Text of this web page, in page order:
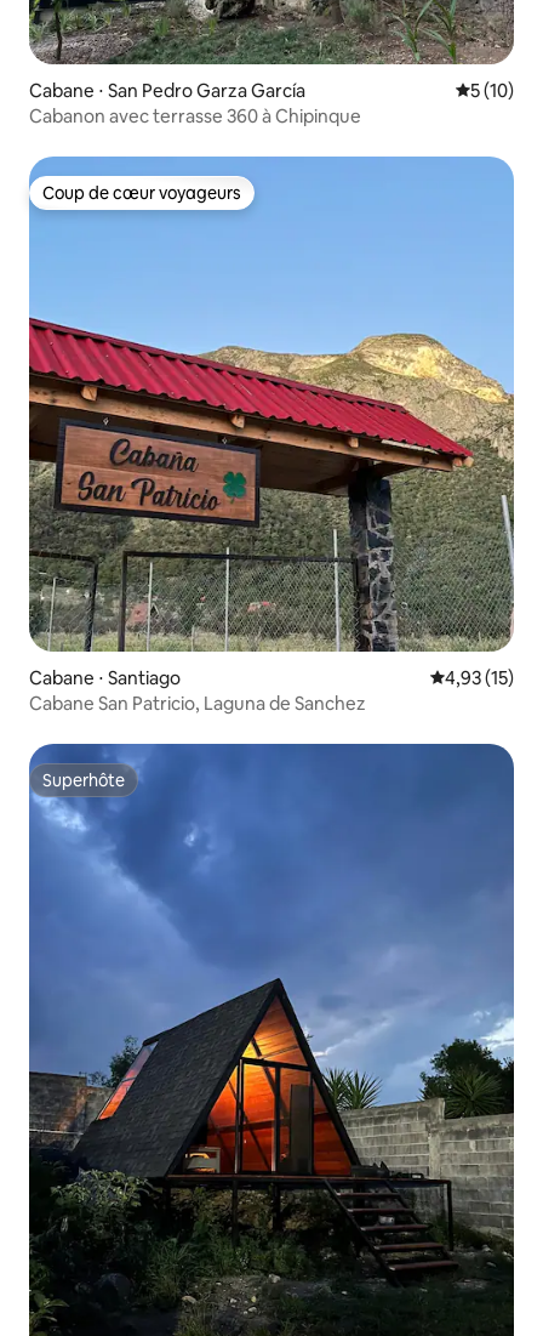
Cabane ⋅ San Pedro Garza García
5 (10)
Cabanon avec terrasse 360 à Chipinque
Coup de cœur voyageurs
Coup de cœur voyageurs
Cabane ⋅ Santiago Évaluation
4,93 (15)
Cabane San Patricio, Laguna de Sanchez
Superhôte
Superhôte